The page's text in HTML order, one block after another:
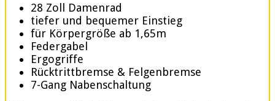
28 Zoll Damenrad
tiefer und bequemer Einstieg
für Körpergröße ab 1,65m
Federgabel
Ergogriffe
Rücktrittbremse & Felgenbremse
7-Gang Nabenschaltung